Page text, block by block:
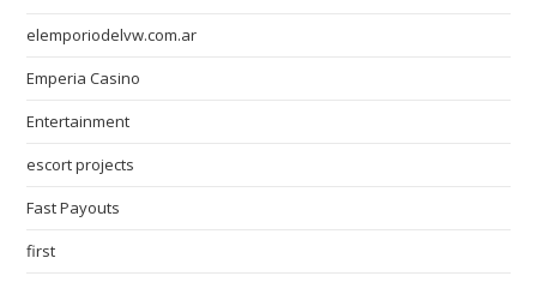
elemporiodelvw.com.ar
Emperia Casino
Entertainment
escort projects
Fast Payouts
first